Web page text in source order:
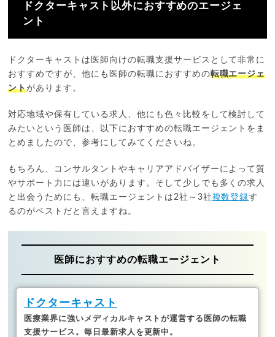
ドクターキャスト以外におすすめのエージェ
ント
ドクターキャストは医師向けの転職支援サービスとして非常に
おすすめですが、他にも医師の転職におすすめの転職エージェ
ントがあります。
対応地域や保有している求人、他にも色々比較をして検討して
みたいという医師は、以下におすすめの転職エージェントをま
とめましたので、参考にしてみてくださいね。
もちろん、コンサルタントやキャリアアドバイザーによって質
やサポート力には違いがあります。そして少しでも多くの求人
と出会うためにも、転職エージェントは2社～3社複数登録す
るのがベストだと言えますね。
医師におすすめの転職エージェント
ドクターキャスト
医療業界に強いメディカルキャストが運営する医師の転職
支援サービス。 毎日最新求人を更新中。